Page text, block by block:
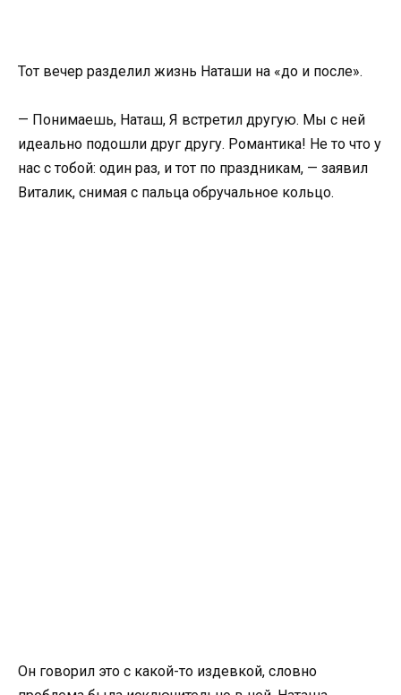
Тот вечер разделил жизнь Наташи на «до и после».
— Понимаешь, Наташ, Я встретил другую. Мы с ней
идеально подошли друг другу. Романтика! Не то что у
нас с тобой: один раз, и тот по праздникам, — заявил
Виталик, снимая с пальца обручальное кольцо.
Он говорил это с какой-то издевкой, словно